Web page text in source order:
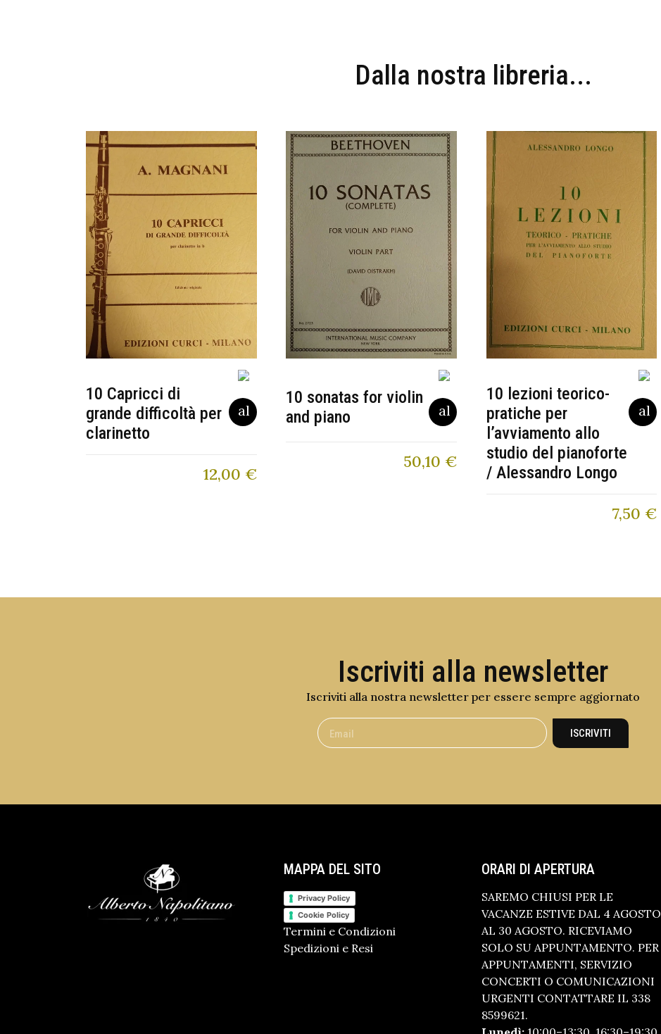
Dalla nostra libreria...
10 Capricci di
grande difficoltà per
clarinetto
12,00 €
10 sonatas for violin
and piano
50,10 €
10 lezioni teorico-
pratiche per
l’avviamento allo
studio del pianoforte
/ Alessandro Longo
7,50 €
Iscriviti alla newsletter
Iscriviti alla nostra newsletter per essere sempre aggiornato
ISCRIVITI
MAPPA DEL SITO
Privacy Policy
Cookie Policy
Termini e Condizioni
Spedizioni e Resi
ORARI DI APERTURA
SAREMO CHIUSI PER LE
VACANZE ESTIVE DAL 4 AGOSTO
AL 30 AGOSTO. RICEVIAMO
SOLO SU APPUNTAMENTO. PER
APPUNTAMENTI, SERVIZIO
CONCERTI O COMUNICAZIONI
URGENTI CONTATTARE IL 338
8599621.